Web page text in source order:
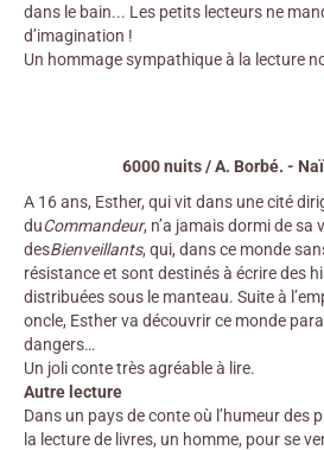
dans le bain... Les petits lecteurs ne
d’imagination !
Un hommage sympathique à la lecture
6000 nuits / A. Borbé. -
A 16 ans, Esther, qui vit dans une cité
duCommandeur, n’a jamais dormi de sa
desBienveillants, qui, dans ce monde
résistance et sont destinés à écrire des
distribuées sous le manteau. Suite à
oncle, Esther va découvrir ce monde
dangers…
Un joli conte très agréable à lire.
Autre lecture
Dans un pays de conte où l’humeur des
la lecture de livres, un homme, pour se